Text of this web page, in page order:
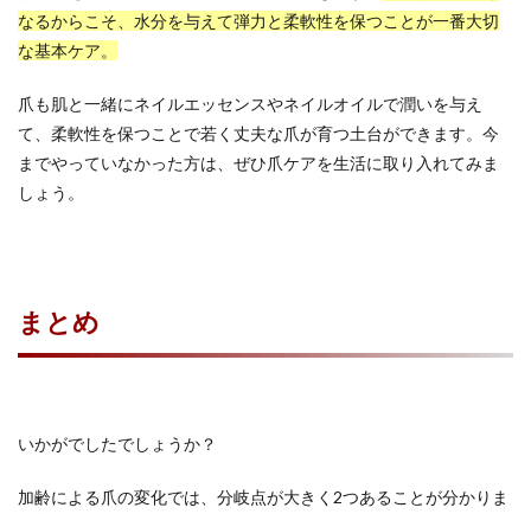
なるからこそ、水分を与えて弾力と柔軟性を保つことが一番大切
な基本ケア。
爪も肌と一緒にネイルエッセンスやネイルオイルで潤いを与え
て、柔軟性を保つことで若く丈夫な爪が育つ土台ができます。今
までやっていなかった方は、ぜひ爪ケアを生活に取り入れてみま
しょう。
まとめ
いかがでしたでしょうか？
加齢による爪の変化では、分岐点が大きく2つあることが分かりま